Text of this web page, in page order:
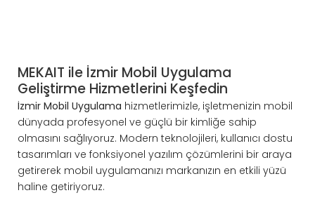
MEKAIT ile İzmir Mobil Uygulama
Geliştirme Hizmetlerini Keşfedin
İzmir Mobil Uygulama hizmetlerimizle, işletmenizin mobil
dünyada profesyonel ve güçlü bir kimliğe sahip
olmasını sağlıyoruz. Modern teknolojileri, kullanıcı dostu
tasarımları ve fonksiyonel yazılım çözümlerini bir araya
getirerek mobil uygulamanızı markanızın en etkili yüzü
haline getiriyoruz.